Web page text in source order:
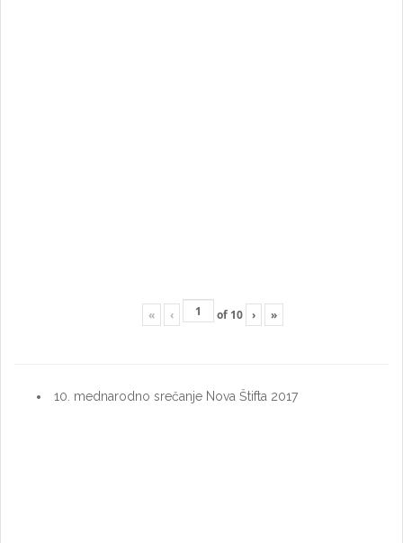
« ‹ of 10 › »
10. mednarodno srečanje Nova Štifta 2017